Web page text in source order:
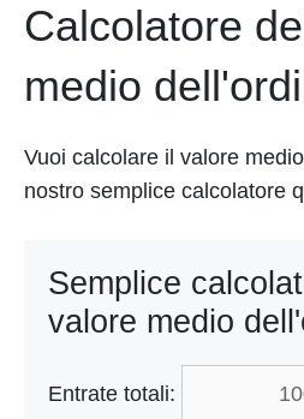
Calcolatore
medio
Vuoi calcolare il valore
nostro semplice calcolatore
Semplice
valore medio
Entrate totali: